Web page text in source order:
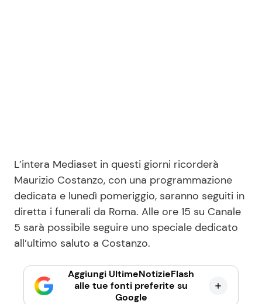
L’intera Mediaset in questi giorni ricorderà
Maurizio Costanzo, con una programmazione
dedicata e lunedì pomeriggio, saranno seguiti in
diretta i funerali da Roma. Alle ore 15 su Canale
5 sarà possibile seguire uno speciale dedicato
all’ultimo saluto a Costanzo.
Aggiungi UltimeNotizieFlash
alle tue fonti preferite su
Google